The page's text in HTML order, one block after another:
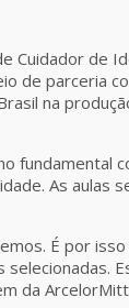
Cuidador de
de parceria
na
fundamental
As aulas
É por
da